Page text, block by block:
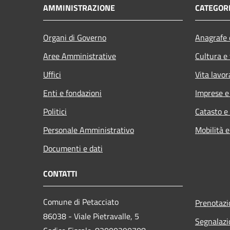
AMMINISTRAZIONE
Organi di Governo
Aree Amministrative
Uffici
Enti e fondazioni
Politici
Personale Amministrativo
Documenti e dati
Cultura
Vita
Imprese
Catasto
Mobilità
CONTATTI
Comune di Petacciato
86038 - Viale Pietravalle, 5